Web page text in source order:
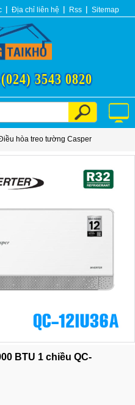
Địa chỉ liên hệ Rss Sitemap
(024) 3543 0820
hòa treo tường Casper
BTU 1 chiều QC-